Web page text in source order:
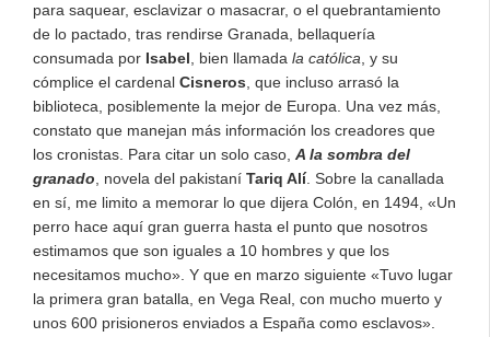
para saquear, esclavizar o masacrar, o el quebrantamiento
de lo pactado, tras rendirse Granada, bellaquería
consumada por Isabel , bien llamada la católica , y su
cómplice el cardenal Cisneros , que incluso arrasó la
biblioteca, posiblemente la mejor de Europa. Una vez más,
constato que manejan más información los creadores que
los cronistas. Para citar un solo caso, A la sombra del
granado , novela del pakistaní Tariq Alí. Sobre la canallada
en sí, me limito a memorar lo que dijera Colón, en 1494, «Un
perro hace aquí gran guerra hasta el punto que nosotros
estimamos que son iguales a 10 hombres y que los
necesitamos mucho». Y que en marzo siguiente «Tuvo lugar
la primera gran batalla, en Vega Real, con mucho muerto y
unos 600 prisioneros enviados a España como esclavos».